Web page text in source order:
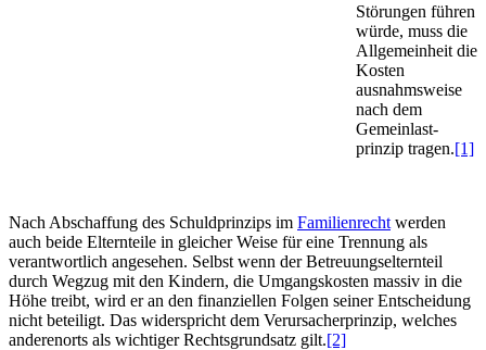
Störungen führen
würde, muss die
Allgemeinheit die
Kosten
ausnahmsweise
nach dem
Gemein­last­
prinzip tragen.[1]
Nach Abschaffung des Schuldprinzips im Familienrecht werden
auch beide Elternteile in gleicher Weise für eine Trennung als
verantwortlich angesehen. Selbst wenn der Betreuungs­eltern­teil
durch Wegzug mit den Kindern, die Umgangskosten massiv in die
Höhe treibt, wird er an den finanziellen Folgen seiner Entscheidung
nicht beteiligt. Das widerspricht dem Verursacher­prinzip, welches
anderenorts als wichtiger Rechts­grund­satz gilt.[2]